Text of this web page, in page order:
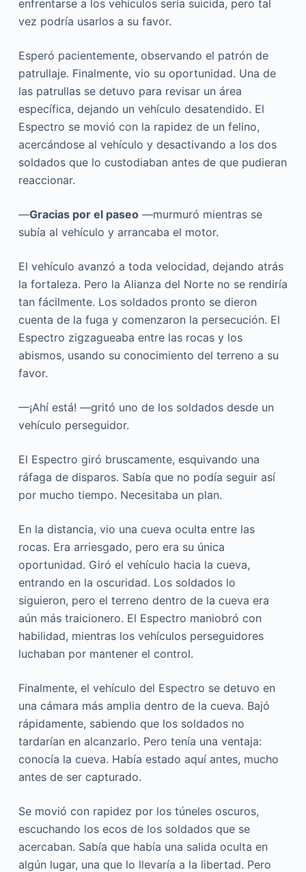
enfrentarse a los vehículos sería suicida, pero tal
vez podría usarlos a su favor.
Esperó pacientemente, observando el patrón de
patrullaje. Finalmente, vio su oportunidad. Una de
las patrullas se detuvo para revisar un área
específica, dejando un vehículo desatendido. El
Espectro se movió con la rapidez de un felino,
acercándose al vehículo y desactivando a los dos
soldados que lo custodiaban antes de que pudieran
reaccionar.
—Gracias por el paseo—murmuró mientras se
subía al vehículo y arrancaba el motor.
El vehículo avanzó a toda velocidad, dejando atrás
la fortaleza. Pero la Alianza del Norte no se rendiría
tan fácilmente. Los soldados pronto se dieron
cuenta de la fuga y comenzaron la persecución. El
Espectro zigzagueaba entre las rocas y los
abismos, usando su conocimiento del terreno a su
favor.
—¡Ahí está! —gritó uno de los soldados desde un
vehículo perseguidor.
El Espectro giró bruscamente, esquivando una
ráfaga de disparos. Sabía que no podía seguir así
por mucho tiempo. Necesitaba un plan.
En la distancia, vio una cueva oculta entre las
rocas. Era arriesgado, pero era su única
oportunidad. Giró el vehículo hacia la cueva,
entrando en la oscuridad. Los soldados lo
siguieron, pero el terreno dentro de la cueva era
aún más traicionero. El Espectro maniobró con
habilidad, mientras los vehículos perseguidores
luchaban por mantener el control.
Finalmente, el vehículo del Espectro se detuvo en
una cámara más amplia dentro de la cueva. Bajó
rápidamente, sabiendo que los soldados no
tardarían en alcanzarlo. Pero tenía una ventaja:
conocía la cueva. Había estado aquí antes, mucho
antes de ser capturado.
Se movió con rapidez por los túneles oscuros,
escuchando los ecos de los soldados que se
acercaban. Sabía que había una salida oculta en
algún lugar, una que lo llevaría a la libertad. Pero